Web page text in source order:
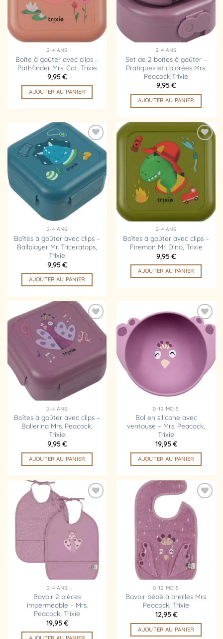
2-4 ANS
Boîte à goûter avec clips –
Pathfinder Mrs. Cat, Trixie
9,95€
AJOUTER AU PANIER
2-4 ANS
Set de 2 boîtes à goûter –
Pratiques et colorées Mrs.
Peacock,Trixie
9,95€
AJOUTER AU PANIER
Ajouter
à la
liste
d’envies
2-4 ANS
Boîtes à goûter avec clips –
Ballplayer Mr. Triceratops,
Trixie
9,95€
AJOUTER AU PANIER
Ajouter
à la
liste
d’envies
2-4 ANS
Boîtes à goûter avec clips –
Fireman Mr. Dino, Trixie
9,95€
AJOUTER AU PANIER
Ajouter
à la
liste
2-4 ANS
Boîtes à goûter avec clips –
Ballerina Mrs. Peacock,
Trixie
9,95€
AJOUTER AU PANIER
Ajouter
à la
liste
d’envies
0-12 MOIS
Bol en silicone avec
ventouse – Mrs. Peacock,
Trixie
19,95€
AJOUTER AU PANIER
Ajouter
à la
liste
d’envies
2-4 ANS
Bavoir 2 pièces
imperméable – Mrs.
Peacock, Trixie
19,95€
Ajouter
à la
liste
d’envies
0-12 MOIS
Bavoir bébé à oreilles Mrs.
Peacock, Trixie
12,95€
AJOUTER AU PANIER